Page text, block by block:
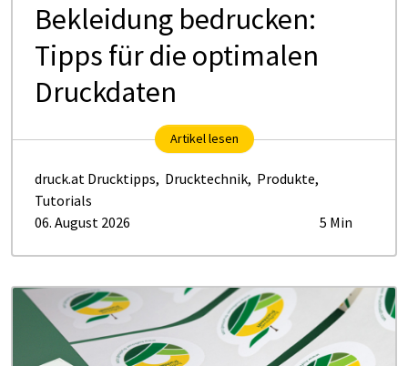
Be­klei­dung be­dru­cken:
Tipps für die op­ti­ma­len
Druck­da­ten
Artikel lesen
druck.at Drucktipps, Drucktechnik, Produkte,
Tutorials
06. August 2026
5 Min